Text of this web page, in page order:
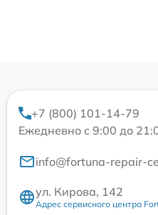
+7 (800) 101-14-79
Ежедневно с 9:00 до
info@fortuna-repair-
ул. Кирова, 142
Адрес сервисного центра